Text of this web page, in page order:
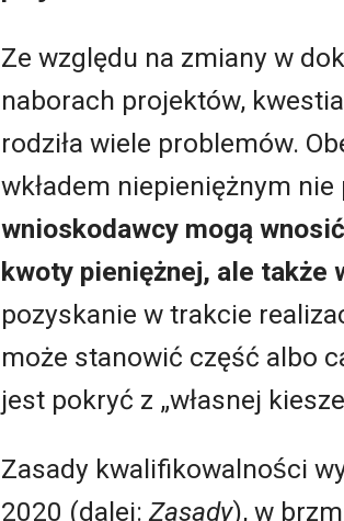
Ze względu na zmiany w
naborach projektów,
rodziła wiele problemów.
wkładem niepieniężnym
wnioskodawcy mogą
kwoty pieniężnej, ale także
pozyskanie w trakcie
może stanowić część albo
jest pokryć z „własnej
Zasady kwalifikowalności
2020 (dalej: Zasady), w